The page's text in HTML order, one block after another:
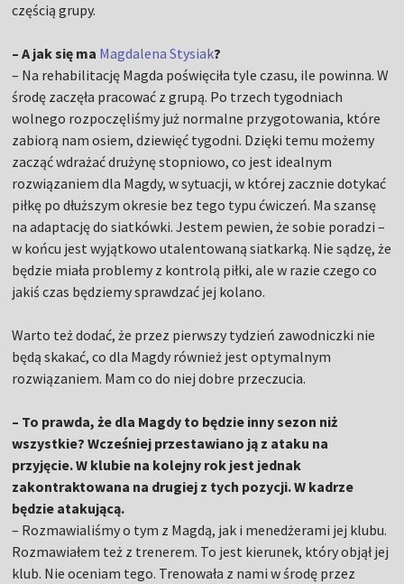
częścią grupy.
– A jak się ma Magdalena Stysiak?
– Na rehabilitację Magda poświęciła tyle czasu, ile powinna. W
środę zaczęła pracować z grupą. Po trzech tygodniach
wolnego rozpoczęliśmy już normalne przygotowania, które
zabiorą nam osiem, dziewięć tygodni. Dzięki temu możemy
zacząć wdrażać drużynę stopniowo, co jest idealnym
rozwiązaniem dla Magdy, w sytuacji, w której zacznie dotykać
piłkę po dłuższym okresie bez tego typu ćwiczeń. Ma szansę
na adaptację do siatkówki. Jestem pewien, że sobie poradzi –
w końcu jest wyjątkowo utalentowaną siatkarką. Nie sądzę, że
będzie miała problemy z kontrolą piłki, ale w razie czego co
jakiś czas będziemy sprawdzać jej kolano.
Warto też dodać, że przez pierwszy tydzień zawodniczki nie
będą skakać, co dla Magdy również jest optymalnym
rozwiązaniem. Mam co do niej dobre przeczucia.
– To prawda, że dla Magdy to będzie inny sezon niż
wszystkie? Wcześniej przestawiano ją z ataku na
przyjęcie. W klubie na kolejny rok jest jednak
zakontraktowana na drugiej z tych pozycji. W kadrze
będzie atakującą.
– Rozmawialiśmy o tym z Magdą, jak i menedżerami jej klubu.
Rozmawiałem też z trenerem. To jest kierunek, który objął jej
klub. Nie oceniam tego. Trenowała z nami w środę przez